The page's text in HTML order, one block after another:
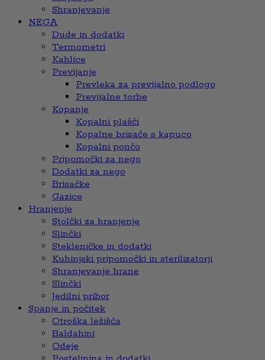
Shranjevanje
NEGA
Dude in dodatki
Termometri
Kahlice
Previjanje
Prevleka za previjalno podlogo
Previjalne torbe
Kopanje
Kopalni plašči
Kopalne brisače s kapuco
Kopalni pončo
Pripomočki za nego
Dodatki za nego
Brisačke
Gazice
Hranjenje
Stolčki za hranjenje
Slinčki
Stekleničke in dodatki
Kuhinjski pripomočki in sterilizatorji
Shranjevanje hrane
Slinčki
Jedilni pribor
Spanje in počitek
Otroška ležišča
Baldahini
Odeje